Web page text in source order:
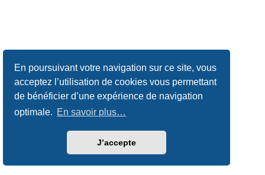
En poursuivant votre navigation sur ce site, vous
acceptez l’utilisation de cookies vous permettant
de bénéficier d’une expérience de navigation
optimale. En savoir plus…
J’accepte